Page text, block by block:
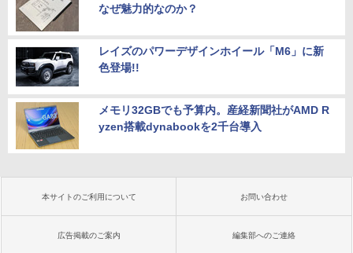
なぜ魅力的なのか？
レイズのパワーデザインホイール「M6」に新
色登場!!
メモリ32GBでも予算内。産経新聞社がAMD R
yzen搭載dynabookを2千台導入
本サイトのご利用について お問い合わせ
広告掲載のご案内 編集部へのご連絡